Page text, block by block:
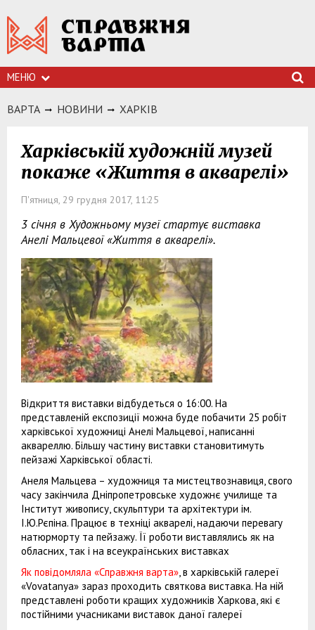
МЕНЮ
ВАРТА НОВИНИ ХАРКIВ
Харківській художній музей
покаже «Життя в акварелі»
П'ятниця, 29 грудня 2017, 11:25
3 січня в Художньому музеї стартує виставка
Анелі Мальцевої «Життя в акварелі».
Відкриття виставки відбудеться о 16:00. На
представленій експозиції можна буде побачити 25 робіт
харківської художниці Анелі Мальцевої, написанні
аквареллю. Більшу частину виставки становитимуть
пейзажі Харківської області.
Анеля Мальцева – художниця та мистецтвознавиця, свого
часу закінчила Дніпропетровське художнє училище та
Інститут живопису, скульптури та архітектури ім.
І.Ю.Рєпіна. Працює в техніці акварелі, надаючи перевагу
натюрморту та пейзажу. Її роботи виставлялись як на
обласних, так і на всеукраїнських виставках
Як повідомляла «Справжня варта» , в харківській галереї
«Vovatanya» зараз проходить святкова виставка. На ній
представлені роботи кращих художників Харкова, які є
постійними учасниками виставок даної галереї